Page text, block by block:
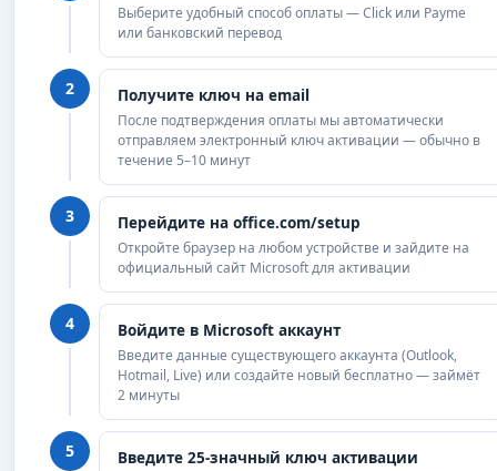
Выберите удобный способ оплаты — Click или Payme
или банковский перевод
2 Получите ключ на email
После подтверждения оплаты мы автоматически
отправляем электронный ключ активации — обычно в
течение 5–10 минут
3 Перейдите на office.com/setup
Откройте браузер на любом устройстве и зайдите на
официальный сайт Microsoft для активации
4 Войдите в Microsoft аккаунт
Введите данные существующего аккаунта (Outlook,
Hotmail, Live) или создайте новый бесплатно — займёт
2 минуты
5 Введите 25-значный ключ активации